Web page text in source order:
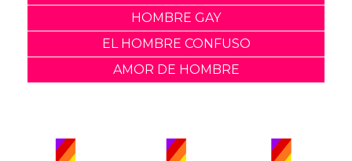
HOMBRE GAY
EL HOMBRE CONFUSO
AMOR DE HOMBRE